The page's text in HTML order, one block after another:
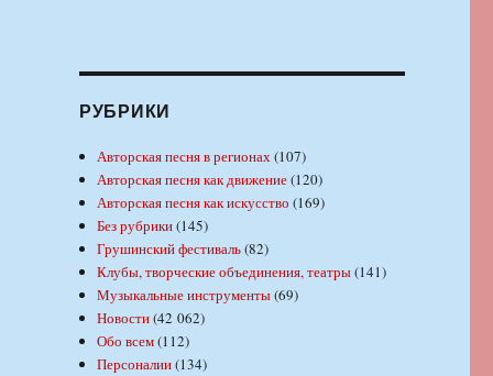
РУБРИКИ
Авторская песня в регионах(107)
Авторская песня как движение(120)
Авторская песня как искусство (169)
Без рубрики(145)
Грушинский фестиваль(82)
Клубы, творческие объединения, театры(141)
Музыкальные инструменты(69)
Новости(42 062)
Обо всем(112)
Персоналии(134)